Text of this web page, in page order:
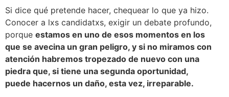
Si dice qué pretende hacer, chequear lo que ya hizo.
Conocer a lxs candidatxs, exigir un debate profundo,
porque estamos en uno de esos momentos en los
que se avecina un gran peligro, y si no miramos con
atención habremos tropezado de nuevo con una
piedra que, si tiene una segunda oportunidad,
puede hacernos un daño, esta vez, irreparable.